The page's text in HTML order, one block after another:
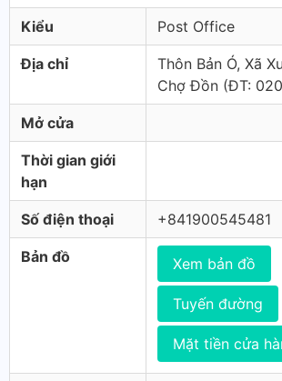
Kiểu Post Office
Địa chỉ
Thôn Bản Ó, Xã
Chợ Đồn (ÐT:
Mở cửa
Thời gian giới
hạn
Số điện thoại +841900545481
Bản đồ Xem bản đồ
Tuyến đường
Mặt tiền cửa